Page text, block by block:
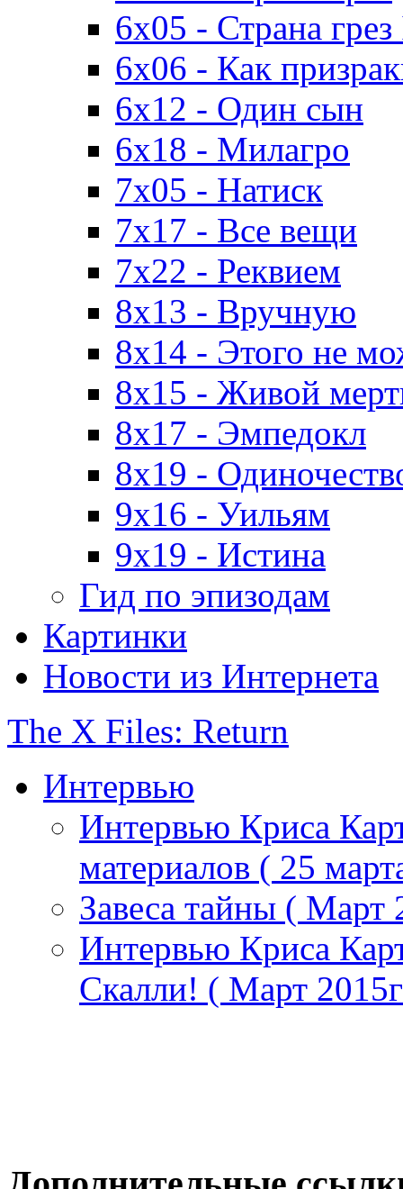
6x05 - Страна
6x06 - Как
6x12 - Один сын
6x18 - Милагро
7x05 - Натиск
7x17 - Все вещи
7x22 - Реквием
8x13 - Вручную
8x14 - Этого не
8x15 - Живой
8x17 - Эмпедокл
8x19 -
9x16 - Уильям
9x19 - Истина
Гид по эпизодам
Картинки
Новости из Интернета
The X Files: Return
Интервью
Интервью Криса
материалов ( 25
Завеса тайны ( Март
Интервью Криса
Скалли! ( Март